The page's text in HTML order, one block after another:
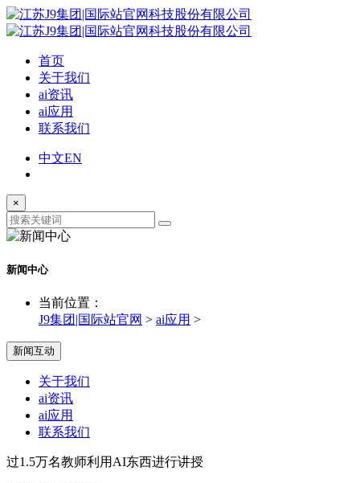
首页
关于我们
ai资讯
ai应用
联系我们
中文EN
×
新闻中心
当前位置：
J9集团|国际站官网 > ai应用 >
新闻互动
关于我们
ai资讯
ai应用
联系我们
过1.5万名教师利用AI东西进行讲授